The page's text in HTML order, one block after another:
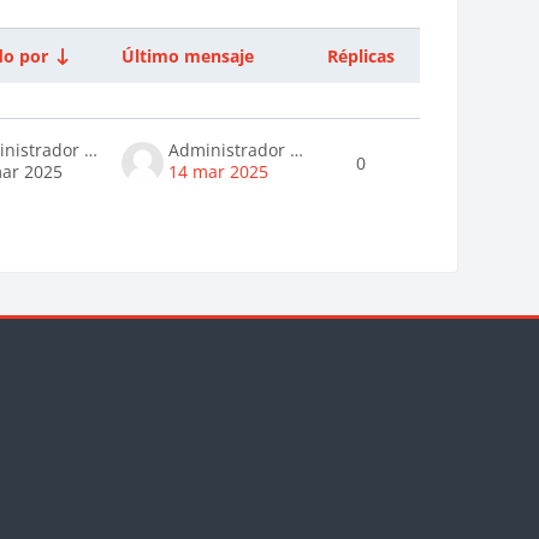
por Último mensaje Réplicas
Administrador Usuario
2025
Administrador Usuario
14 mar 2025
0